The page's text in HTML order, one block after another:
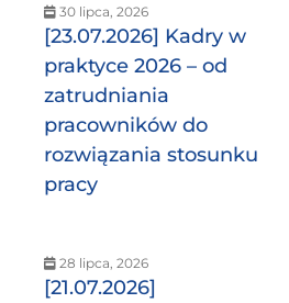
30 lipca, 2026
[23.07.2026] Kadry w
praktyce 2026 – od
zatrudniania
pracowników do
rozwiązania stosunku
pracy
28 lipca, 2026
[21.07.2026]